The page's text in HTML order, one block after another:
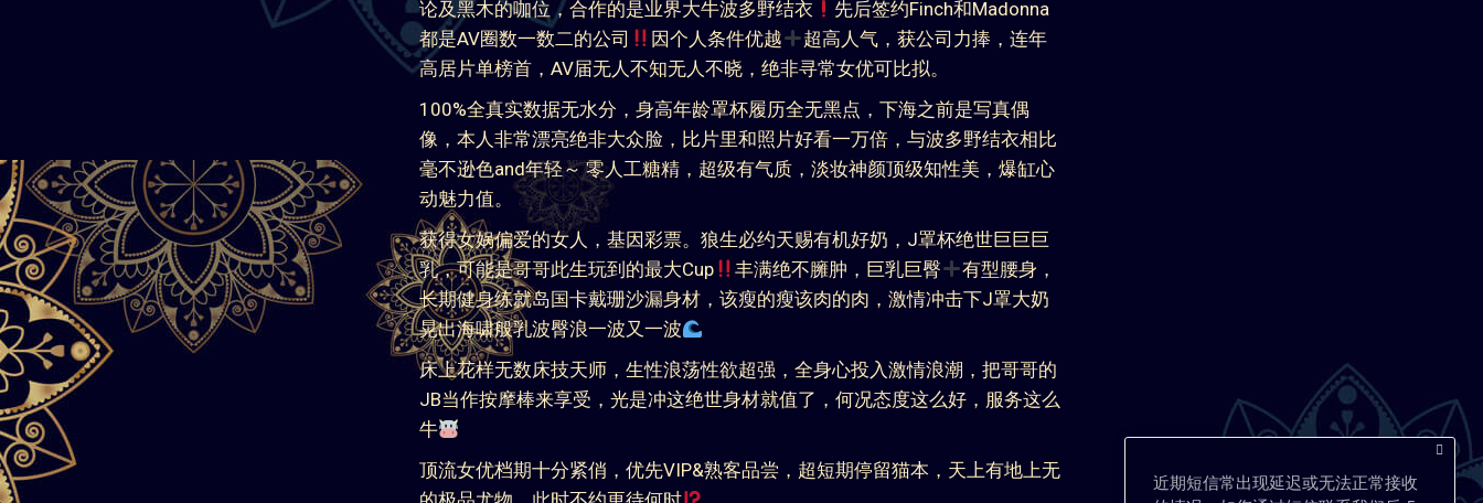
点击查看客户反馈和验证 Double
J双飞
名字：黑木玲奈
身高：162cm
体重：47kg
胸围：纯天然J罩杯
年龄：23岁
国籍：日本
价格：550/H 950/2H
OD全澳独家AV明星专线
与日本最大型经济公司直线合作
老板钦点特邀Tier 0当红女星
天然J罩杯神乳女优黑木玲奈（Reina Kuroki）
史前最大胸之豪华Plus版
近期短信常出现延迟或无法正常接收